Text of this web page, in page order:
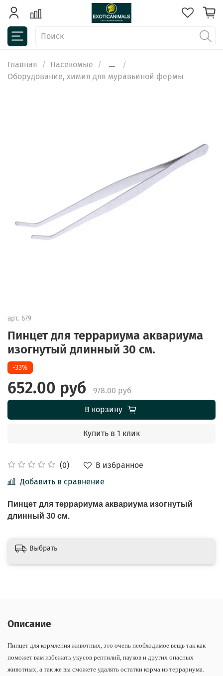
Главная Насекомые
...
Оборудование, химия для муравьиной фермы
арт. 679
Пинцет для террариума аквариума
изогнутый длинный 30 см.
(0)
В избранное
Добавить в сравнение
-33%
652.00 руб
978.00 руб
В корзину
Купить в 1 клик
Пинцет для террариума аквариума изогнутый
длинный 30 см.
Выбрать
Описание
Пинцет для кормления животных, это очень необходимое вещь так как
поможет вам избежать укусов рептилий, пауков и других опасных
животных, а так же вы сможете удалять остатки корма из террариума.